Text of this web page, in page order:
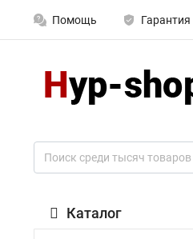
Помощь Гарантия
Каталог